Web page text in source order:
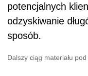
potencjalnych
odzyskiwanie
sposób.
Dalszy ciąg materiału